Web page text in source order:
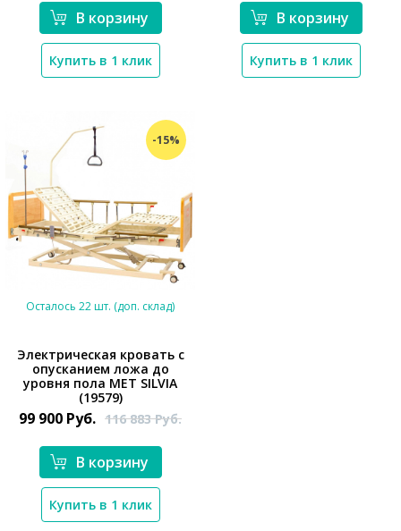
В корзину
Купить в 1 клик
В корзину
Купить в 1 клик
-15%
*}
Осталось 22 шт. (доп. склад)
Электрическая кровать с
опусканием ложа до
уровня пола MET SILVIA
(19579)
99 900 Руб. 116 883Руб.
В корзину
Купить в 1 клик